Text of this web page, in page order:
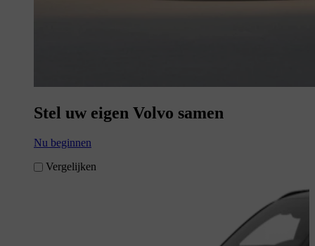
Stel uw eigen Volvo samen
Nu beginnen
Vergelijken